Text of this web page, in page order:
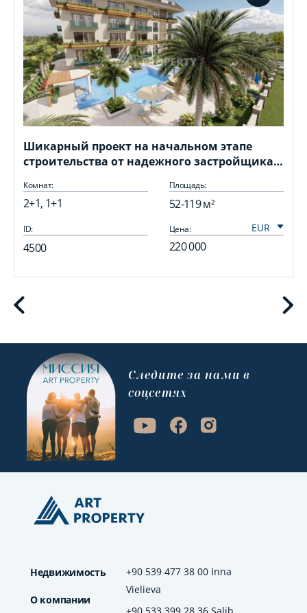
Шикарный проект на начальном этапе
строительства от надежного застройщика в
морю
Комнат:
2+1, 1+1
Площадь:
52-119 м²
ID:
4500
Цена:
220 000
+90 539 477 38 00 Inna
Vielieva
+90 533 399 28 36 Salih
Недвижимость
О компании
Cледите за нами в
соцсетях